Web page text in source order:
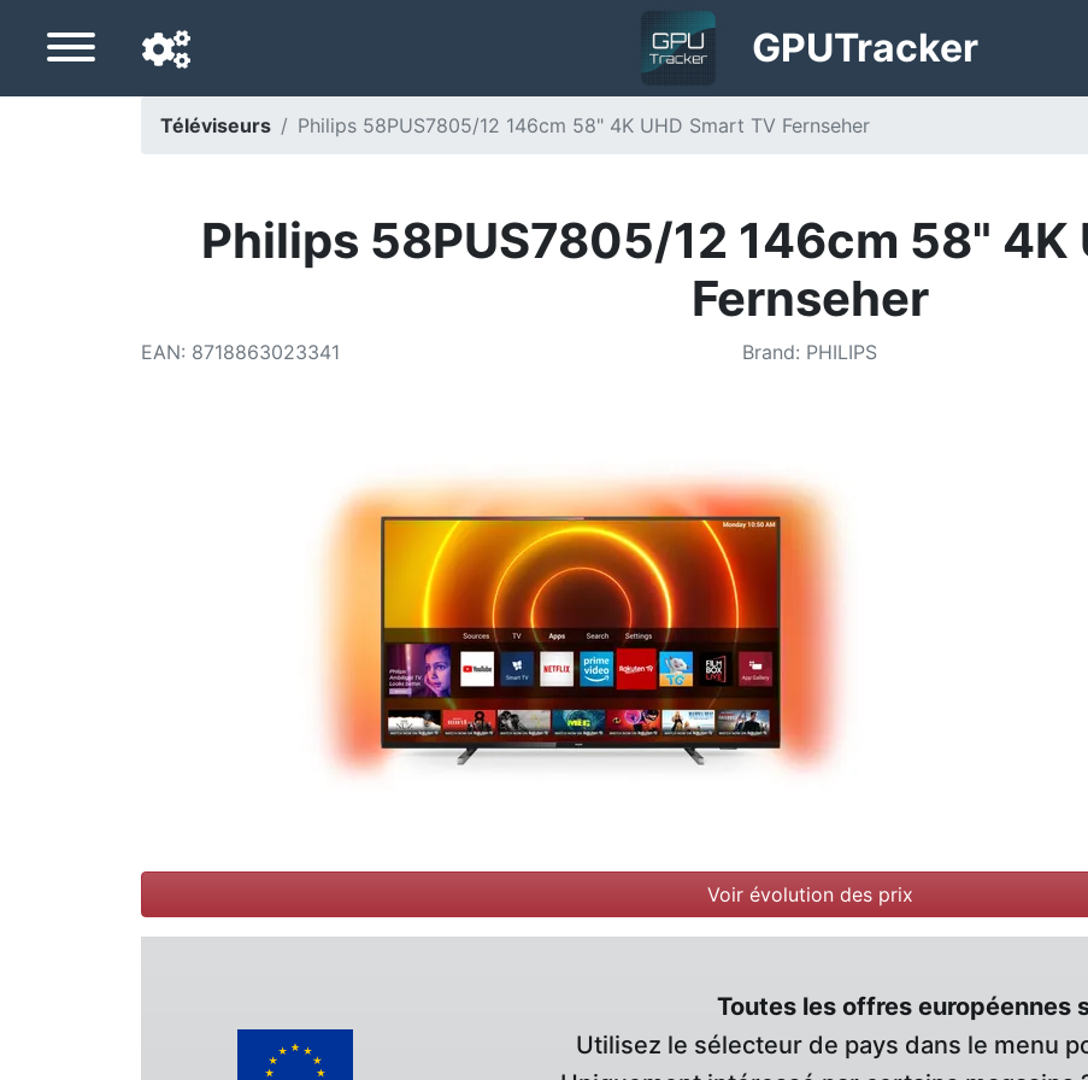
GPUTracker
Téléviseurs Philips 58PUS7805/12 146cm 58" 4K UHD Smart TV Fernseher
Philips 58PUS7805/12 146cm 58" 4K
Fernseher
EAN: 8718863023341 Brand: PHILIPS
Voir évolution des prix
Toutes les offres européennes
Utilisez le sélecteur de pays dans le menu